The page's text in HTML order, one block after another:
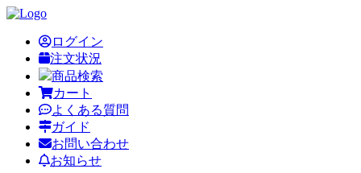
ログイン
注文状況
商品検索
カート
よくある質問
ガイド
お問い合わせ
お知らせ